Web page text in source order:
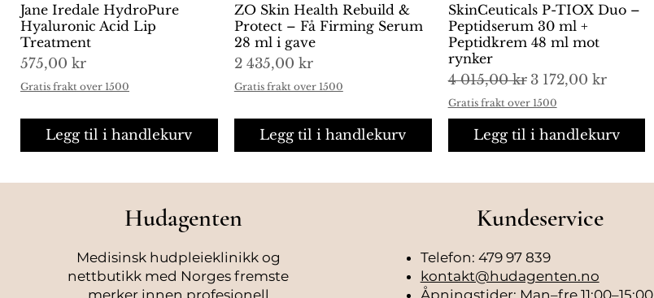
Hurtigvisning
Jane Iredale HydroPure
Hyaluronic Acid Lip
Treatment
Pris
575,00 kr
Gratis frakt over 1500
Legg til i handlekurv
Hurtigvisning
ZO Skin Health Rebuild &
Protect – Få Firming Serum
28 ml i gave
Pris
2 435,00 kr
Gratis frakt over 1500
Legg til i handlekurv
Hurtigvisning
SkinCeuticals P-TIOX Duo –
Peptidserum 30 ml +
Peptidkrem 48 ml mot
rynker
Vanlig pris
4 015,00 kr Salgspris
3 172,00 kr
Gratis frakt over 1500
Legg til i handlekurv
Hudagenten
Medisinsk hudpleieklinikk og
nettbutikk med Norges fremste
merker innen profesjonell
Kundeservice
Telefon: 479 97 839
kontakt@hudagenten.no
Åpningstider: Man–fre 11:00–15:00